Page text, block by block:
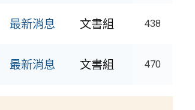
最新消息 文書組 438
最新消息 文書組 470